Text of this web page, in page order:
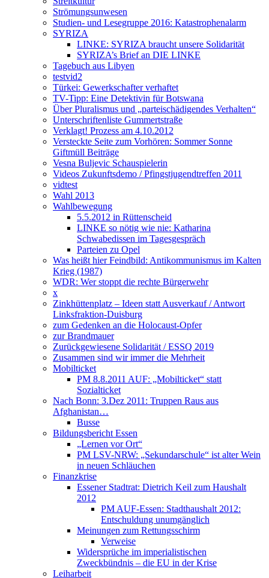
Strömungsunwesen
Studien- und Lesegruppe 2016: Katastrophenalarm
SYRIZA
LINKE: SYRIZA braucht unsere Solidarität
SYRIZA’s Brief an DIE LINKE
Tagebuch aus Libyen
testvid2
Türkei: Gewerkschafter verhaftet
TV-Tipp: Eine Detektivin für Botswana
Über Pluralismus und „parteischädigendes Verhalten“
Unterschriftenliste Gummertstraße
Verklagt! Prozess am 4.10.2012
Versteckte Seite zum Vorhören: Sommer Sonne
Giftmüll Beiträge
Vesna Buljevic Schauspielerin
Videos Zukunftsdemo / Pfingstjugendtreffen 2011
vidtest
Wahl 2013
Wahlbewegung
5.5.2012 in Rüttenscheid
LINKE so nötig wie nie: Katharina
Schwabedissen im Tagesgespräch
Parteien zu Opel
Was heißt hier Feindbild: Antikommunismus im Kalten
Krieg (1987)
WDR: Wer stoppt die rechte Bürgerwehr
x
Zinkhüttenplatz – Ideen statt Ausverkauf / Antwort
Linksfraktion-Duisburg
zum Gedenken an die Holocaust-Opfer
zur Brandmauer
Zurückgewiesene Solidarität / ESSQ 2019
Zusammen sind wir immer die Mehrheit
Mobilticket
PM 8.8.2011 AUF: „Mobilticket“ statt
Sozialticket
Nach Bonn: 3.Dez 2011: Truppen Raus aus
Afghanistan…
Busse
Bildungsbericht Essen
„Lernen vor Ort“
PM LSV-NRW: „Sekundarschule“ ist alter Wein
in neuen Schläuchen
Finanzkrise
Essener Stadtrat: Dietrich Keil zum Haushalt
2012
PM AUF-Essen: Stadthaushalt 2012:
Entschuldung unumgänglich
Meinungen zum Rettungsschirm
Verweise
Widersprüche im imperialistischen
Zweckbündnis – die EU in der Krise
Leiharbeit